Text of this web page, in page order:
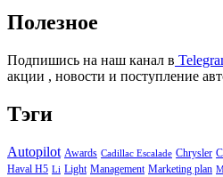
Полезное
Подпишись на наш канал в
акции , новости и поступление
Тэги
Autopilot Awards Cadillac Escalade Chrysler
Haval H5 Li Light Management Marketing plan